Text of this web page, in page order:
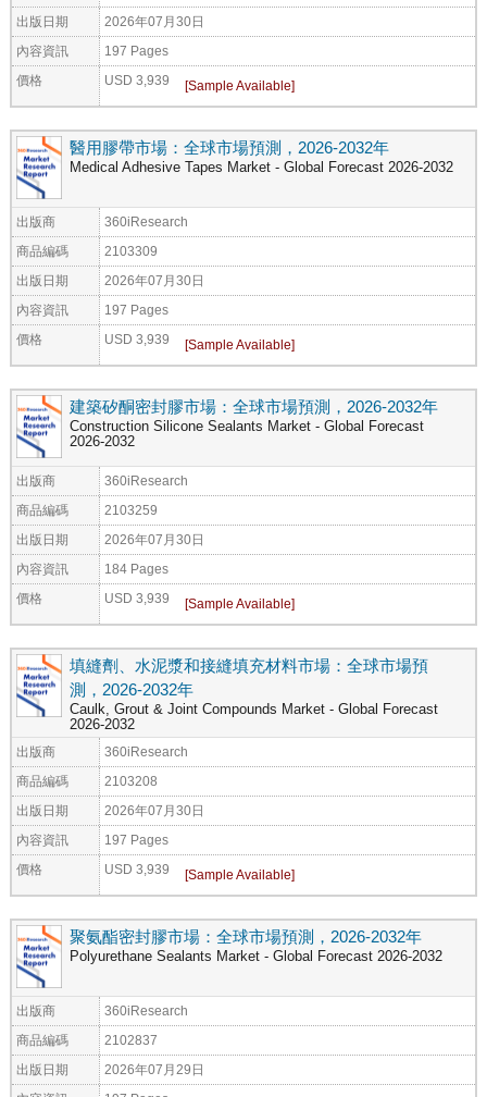
出版日期 2026年07月30日
內容資訊 197 Pages
價格 USD 3,939
醫用膠帶市場：全球市場預測，2026-2032年
Medical Adhesive Tapes Market - Global Forecast 2026-2032
出版商 360iResearch
商品編碼 2103309
出版日期 2026年07月30日
內容資訊 197 Pages
價格 USD 3,939
建築矽酮密封膠市場：全球市場預測，2026-2032年
Construction Silicone Sealants Market - Global Forecast
2026-2032
出版商 360iResearch
商品編碼 2103259
出版日期 2026年07月30日
內容資訊 184 Pages
價格 USD 3,939
填縫劑、水泥漿和接縫填充材料市場：全球市場預
測，2026-2032年
Caulk, Grout & Joint Compounds Market - Global Forecast
2026-2032
出版商 360iResearch
商品編碼 2103208
出版日期 2026年07月30日
內容資訊 197 Pages
價格 USD 3,939
聚氨酯密封膠市場：全球市場預測，2026-2032年
Polyurethane Sealants Market - Global Forecast 2026-2032
出版商 360iResearch
商品編碼 2102837
出版日期 2026年07月29日